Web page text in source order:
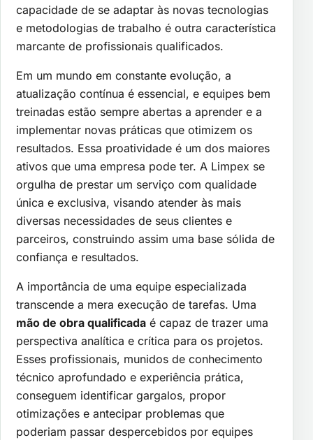
capacidade de se adaptar às novas tecnologias
e metodologias de trabalho é outra característica
marcante de profissionais qualificados.
Em um mundo em constante evolução, a
atualização contínua é essencial, e equipes bem
treinadas estão sempre abertas a aprender e a
implementar novas práticas que otimizem os
resultados. Essa proatividade é um dos maiores
ativos que uma empresa pode ter. A Limpex se
orgulha de prestar um serviço com qualidade
única e exclusiva, visando atender às mais
diversas necessidades de seus clientes e
parceiros, construindo assim uma base sólida de
confiança e resultados.
A importância de uma equipe especializada
transcende a mera execução de tarefas. Uma
mão de obra qualificada é capaz de trazer uma
perspectiva analítica e crítica para os projetos.
Esses profissionais, munidos de conhecimento
técnico aprofundado e experiência prática,
conseguem identificar gargalos, propor
otimizações e antecipar problemas que
poderiam passar despercebidos por equipes